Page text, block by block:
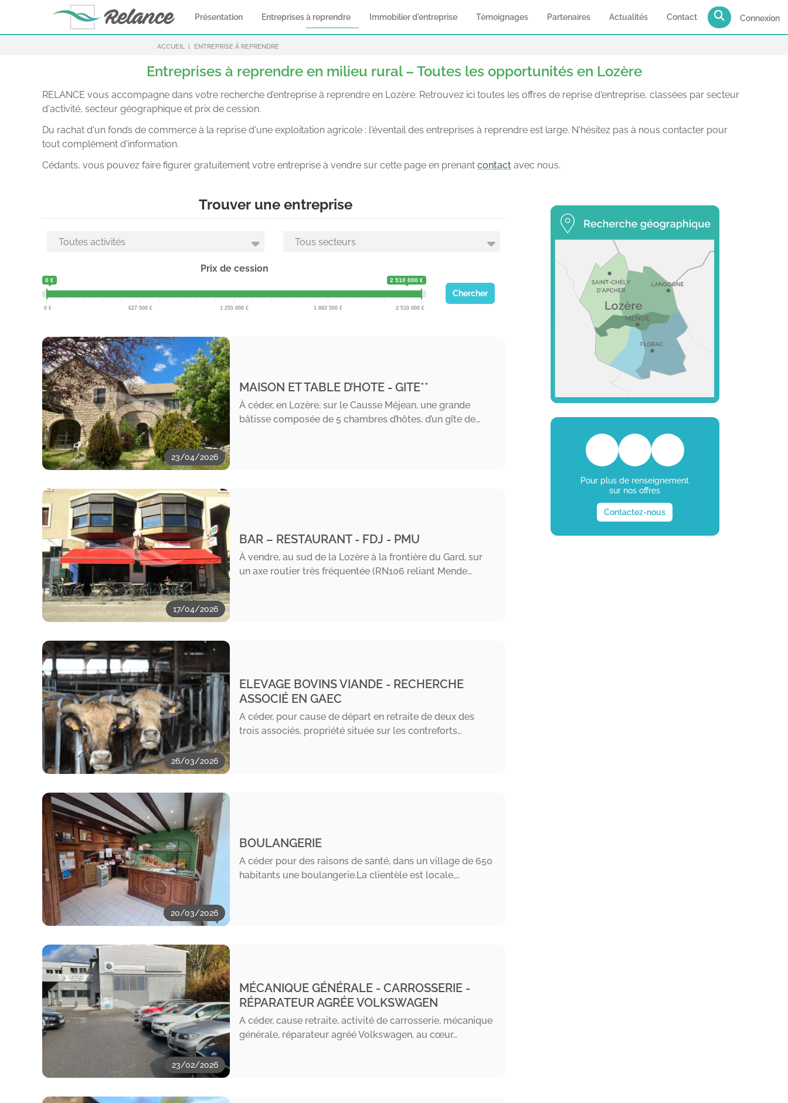
Présentation Entreprises à reprendre Immobilier d'entreprise Témoignages Partenaires Actualités Contact Connexion
ACCUEIL ENTREPRISE À REPRENDRE
Entreprises à reprendre en milieu rural – Toutes les opportunités en Lozère
RELANCE vous accompagne dans votre recherche d’entreprise à reprendre en Lozère. Retrouvez ici toutes les offres de reprise d'entreprise, classées par secteur
d'activité, secteur géographique et prix de cession.
Du rachat d'un fonds de commerce à la reprise d'une exploitation agricole : l'éventail des entreprises à reprendre est large. N'hésitez pas à nous contacter pour
tout complément d'information.
Cédants, vous pouvez faire figurer gratuitement votre entreprise à vendre sur cette page en prenant contact avec nous.
Trouver une entreprise
Prix de cession
0 € 2 510 000 €
0 627 500 1 255 000 1 882 500 2 510 000
Chercher
23/04/2026
MAISON ET TABLE D’HOTE - GITE**
À céder, en Lozère, sur le Causse Méjean, une grande
bâtisse composée de 5 chambres d’hôtes, d’un gîte de…
17/04/2026
BAR – RESTAURANT - FDJ - PMU
À vendre, au sud de la Lozère à la frontière du Gard, sur
un axe routier très fréquentée (RN106 reliant Mende…
26/03/2026
ELEVAGE BOVINS VIANDE - RECHERCHE
ASSOCIÉ EN GAEC
A céder, pour cause de départ en retraite de deux des
trois associés, propriété située sur les contreforts…
20/03/2026
BOULANGERIE
A céder pour des raisons de santé, dans un village de 650
habitants une boulangerie.La clientèle est locale,…
23/02/2026
MÉCANIQUE GÉNÉRALE - CARROSSERIE -
RÉPARATEUR AGRÉE VOLKSWAGEN
A céder, cause retraite, activité de carrosserie, mécanique
générale, réparateur agréé Volkswagen, au cœur…
Pour plus de renseignement
sur nos offres
Contactez-nous